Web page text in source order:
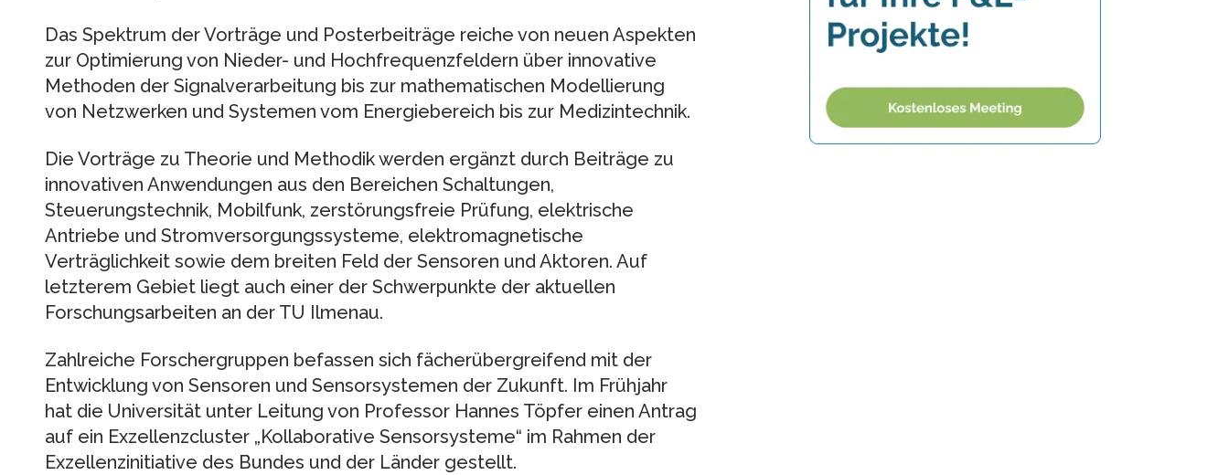
Das Spektrum der Vorträge und Posterbeiträge reiche von neuen Aspekten
zur Optimierung von Nieder- und Hochfrequenzfeldern über innovative
Methoden der Signalverarbeitung bis zur mathematischen Modellierung
von Netzwerken und Systemen vom Energiebereich bis zur Medizintechnik.
Die Vorträge zu Theorie und Methodik werden ergänzt durch Beiträge zu
innovativen Anwendungen aus den Bereichen Schaltungen,
Steuerungstechnik, Mobilfunk, zerstörungsfreie Prüfung, elektrische
Antriebe und Stromversorgungssysteme, elektromagnetische
Verträglichkeit sowie dem breiten Feld der Sensoren und Aktoren. Auf
letzterem Gebiet liegt auch einer der Schwerpunkte der aktuellen
Forschungsarbeiten an der TU Ilmenau.
Zahlreiche Forschergruppen befassen sich fächerübergreifend mit der
Entwicklung von Sensoren und Sensorsystemen der Zukunft. Im Frühjahr
hat die Universität unter Leitung von Professor Hannes Töpfer einen Antrag
auf ein Exzellenzcluster „Kollaborative Sensorsysteme“ im Rahmen der
Exzellenzinitiative des Bundes und der Länder gestellt.